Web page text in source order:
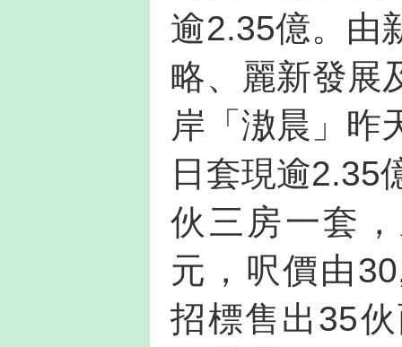
逾2.35億。由
略、麗新發展
岸「滶晨」昨
日套現逾2.35
伙三房一套
元，呎價由
招標售出35